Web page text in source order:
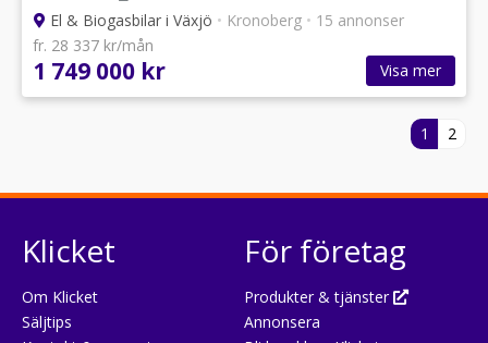
El & Biogasbilar i Växjö • Kronoberg • 15 annonser
fr. 28 337 kr/mån
1 749 000 kr Visa mer
1 2
Klicket
Om Klicket
Säljtips
För företag
Produkter & tjänster
Annonsera